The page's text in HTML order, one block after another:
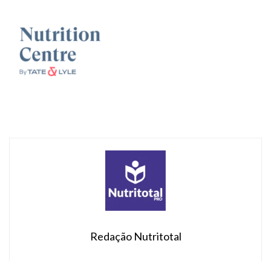
Redação Nutritotal